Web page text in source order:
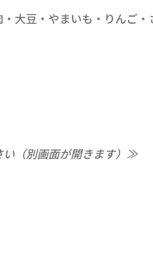
大豆・やまいも・りんご・
（別画面が開きます）≫